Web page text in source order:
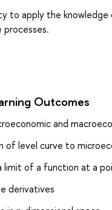
to apply the
Outcomes
and
of level curve to
limit of a function at a
derivatives